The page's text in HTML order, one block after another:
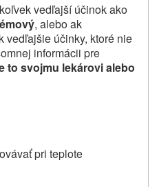
vedľajší účinok ako
, alebo ak
vedľajšie účinky, ktoré nie
informácii pre
to svojmu lekárovi alebo
pri teplote